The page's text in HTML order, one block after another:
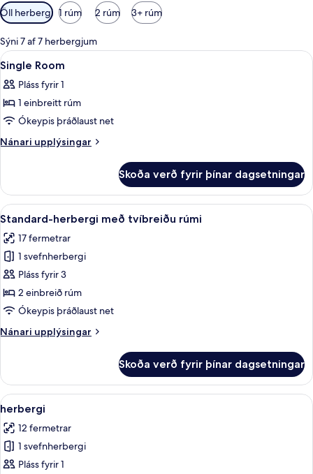
Síur
í
boði
fyrir
herbergi
Öll herbergi 1 rúm 2 rúm 3+ rúm
Sýni 7 af 7 herbergjum
Skoða
allar
myndir
fyrir
Single
Room
Skrifborð, myrkratjöld/-gardínur,
6
Single Room
Pláss fyrir 1
1 einbreitt rúm
Ókeypis þráðlaust net
Nánari upplýsingar
Nánari
Room
Skoða verð fyrir þínar dagsetningar
Skoða
allar
myndir
fyrir
Standard-
herbergi
með
rúmi
Standard-herbergi með tvíbreiðu
11
Standard-herbergi með tvíbreiðu rúmi
17 fermetrar
1 svefnherbergi
Pláss fyrir 3
2 einbreið rúm
Ókeypis þráðlaust net
Nánari upplýsingar
Nánari
herbergi
með
tvíbreiðu
Skoða verð fyrir þínar dagsetningar
Skoða
allar
myndir
fyrir
herbergi
herbergi | Skrifborð, myrkratjöld/-
6
herbergi
12 fermetrar
1 svefnherbergi
Pláss fyrir 1